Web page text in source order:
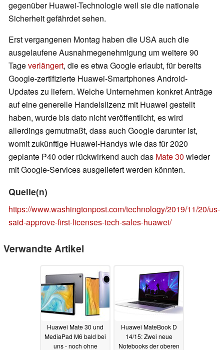
gegenüber Huawei-Technologie weil sie die nationale
Sicherheit gefährdet sehen.
Erst vergangenen Montag haben die USA auch die
ausgelaufene Ausnahmegenehmigung um weitere 90
Tageverlängert, die es etwa Google erlaubt, für bereits
Google-zertifizierte Huawei-Smartphones Android-
Updates zu liefern. Welche Unternehmen konkret Anträge
auf eine generelle Handelslizenz mit Huawei gestellt
haben, wurde bis dato nicht veröffentlicht, es wird
allerdings gemutmaßt, dass auch Google darunter ist,
womit zukünftige Huawei-Handys wie das für 2020
geplante P40 oder rückwirkend auch das Mate 30 wieder
mit Google-Services ausgeliefert werden könnten.
Quelle(n)
https://www.washingtonpost.com/technology/2019/11/20/us-
said-approve-first-licenses-tech-sales-huawei/
Verwandte Artikel
Huawei Mate 30 und
MediaPad M6 bald bei
uns - noch ohne
Huawei MateBook D
14/15: Zwei neue
Notebooks der oberen